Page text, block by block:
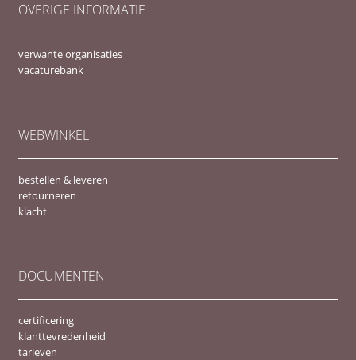
OVERIGE INFORMATIE
verwante organisaties
vacaturebank
WEBWINKEL
bestellen & leveren
retourneren
klacht
DOCUMENTEN
certificering
klanttevredenheid
tarieven